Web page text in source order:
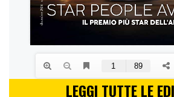
LEGGI TUTTE LE